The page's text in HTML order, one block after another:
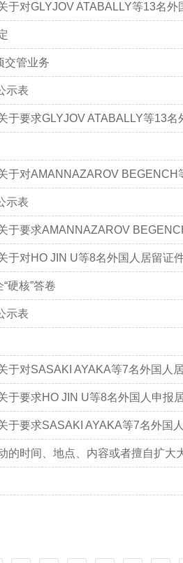
于对GLYJOV ATABALLY等13名外
交管业务
示表
于要求GLYJOV ATABALLY等13名
于对AMANNAZAROV BEGENCH
示表
于要求AMANNAZAROV
于对HO JIN U等8名外国人居留证
硬核”答卷
示表
于对SASAKI AYAKA等7名外国人
于要求HO JIN U等8名外国人申报
于要求SASAKI AYAKA等7名外国
的时间、地点、内容或者擅自扩大